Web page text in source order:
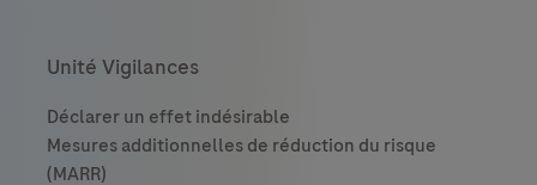
Unité Vigilances